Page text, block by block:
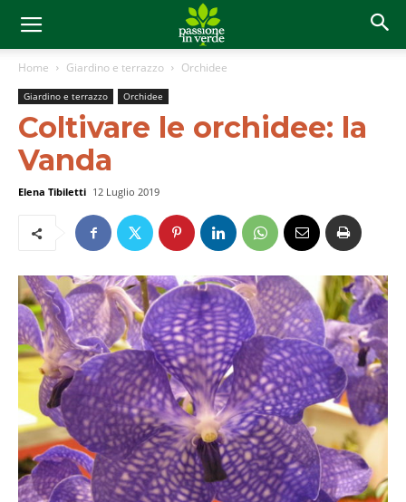
Home Giardino e terrazzo Orchidee
Giardino e terrazzo Orchidee
Coltivare le orchidee: la
Vanda
Elena Tibiletti 12 Luglio 2019